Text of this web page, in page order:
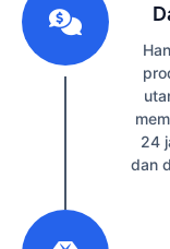
24
dan